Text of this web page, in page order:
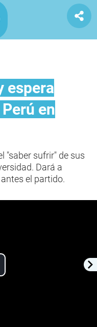
espera
en
"saber sufrir" de sus
Dará a
el partido.